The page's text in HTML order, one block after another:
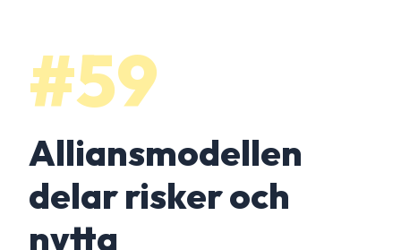
#59
Alliansmodellen
delar risker och
nytta